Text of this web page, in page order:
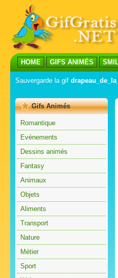
HOME GIFS ANIMÉS
Sauvergarde la gif
Gifs Animés
Romantique
Evénements
Dessins animés
Fantasy
Animaux
Objets
Aliments
Transport
Nature
Métier
Sport